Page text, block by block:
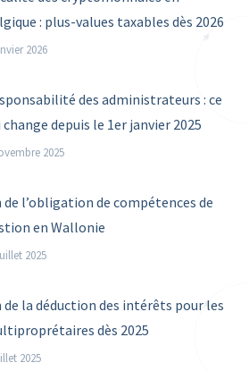
: plus-values taxables dès 2026
2026
des administrateurs : ce
change depuis le 1er janvier 2025
2025
de l’obligation de compétences de
en Wallonie
2025
de la déduction des intérêts pour les
dès 2025
2025